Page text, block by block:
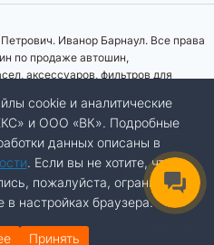
В КОРЗИНУ
Иванор Барнаул. Все права
по продаже автошин,
аксессуаров, фильтров для
информация о товарах, их
на складе ни при каких
определяемой положениями
Российской Федерации.
представленных на сайте, могут
материалов сайта запрещено.
cookie и аналитические
и ООО «ВК». Подробные
данных описаны в
. Если вы не хотите, чтобы
пожалуйста, ограничьте
в настройках браузера.
Принять